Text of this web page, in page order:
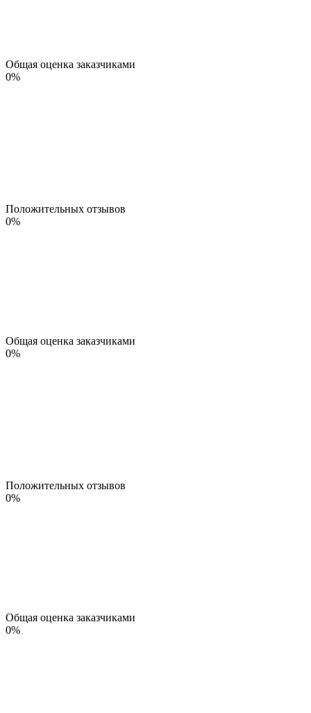
Общая оценка заказчиками
0%
Положительных отзывов
0%
Общая оценка заказчиками
0%
Положительных отзывов
0%
Общая оценка заказчиками
0%